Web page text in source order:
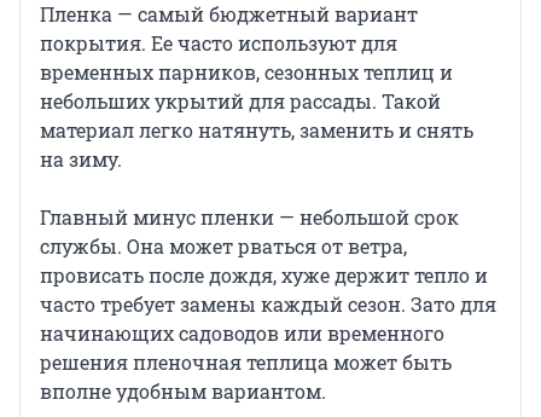
Пленка — самый бюджетный вариант
покрытия. Ее часто используют для
временных парников, сезонных теплиц и
небольших укрытий для рассады. Такой
материал легко натянуть, заменить и снять
на зиму.
Главный минус пленки — небольшой срок
службы. Она может рваться от ветра,
провисать после дождя, хуже держит тепло и
часто требует замены каждый сезон. Зато для
начинающих садоводов или временного
решения пленочная теплица может быть
вполне удобным вариантом.